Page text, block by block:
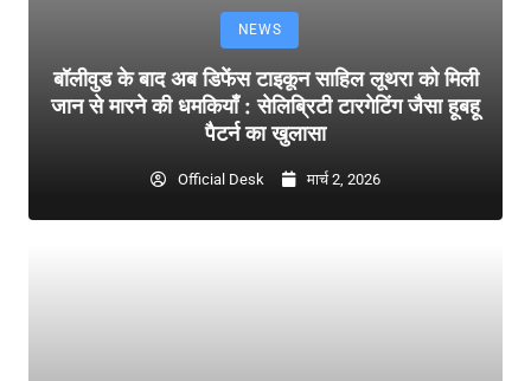
NEWS
बॉलीवुड के बाद अब डिफेंस टाइकून साहिल लूथरा को मिली
जान से मारने की धमकियाँ : सेलिब्रिटी टारगेटिंग जैसा हूबहू
पैटर्न का खुलासा
Official Desk मार्च 2, 2026